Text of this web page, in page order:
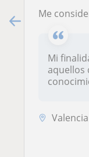
Me considero una
Mi
aquellos
Valencia